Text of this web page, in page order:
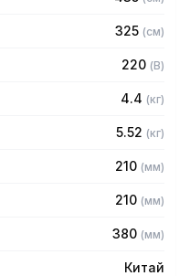
для корректности цифр
325 (см)
220 (В)
4.4 (кг)
5.52 (кг)
210 (мм)
210 (мм)
380 (мм)
Китай